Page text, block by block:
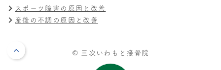
スポーツ障害の原因と改善
産後の不調の原因と改善
© 三次いわもと接骨院